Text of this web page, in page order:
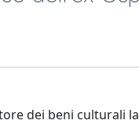
dei beni